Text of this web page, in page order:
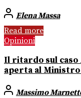
Elena Massa
Read more
Opinioni
Il ritardo sul caso
aperta al
Massimo